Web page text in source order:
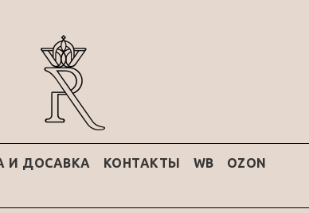
И ДОСАВКА КОНТАКТЫ WB
OZON